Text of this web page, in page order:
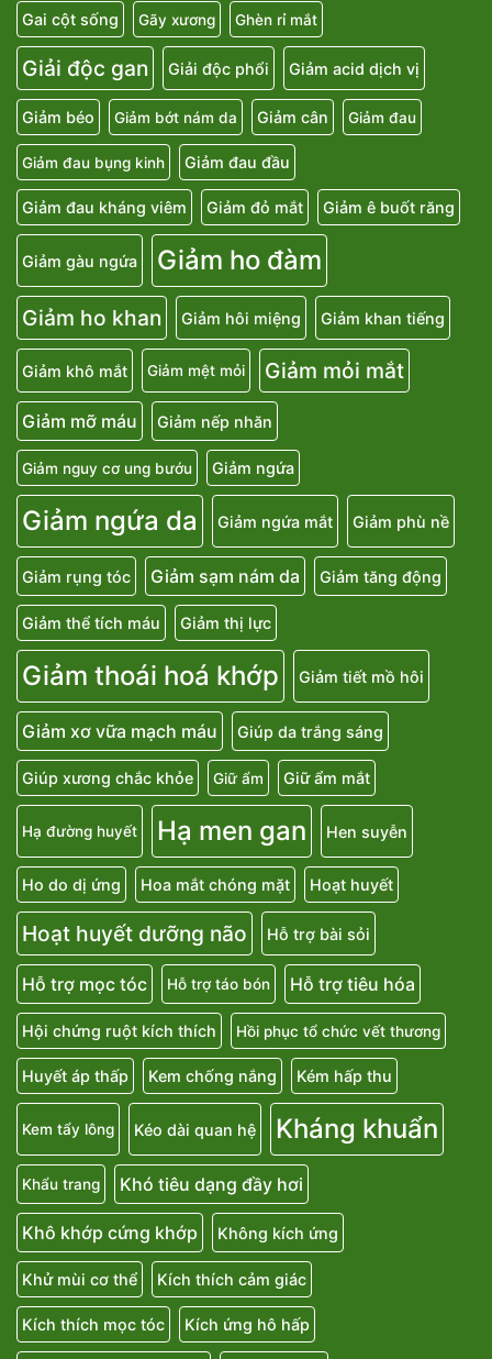
Gai cột sống Gãy xương Ghèn rỉ mắt
Giải độc gan Giải độc phổi Giảm acid dịch vị
Giảm béo Giảm bớt nám da Giảm cân Giảm đau
Giảm đau bụng kinh Giảm đau đầu
Giảm đau kháng viêm Giảm đỏ mắt Giảm ê buốt răng
Giảm gàu ngứa Giảm ho đàm
Giảm ho khan Giảm hôi miệng Giảm khan tiếng
Giảm khô mắt Giảm mệt mỏi Giảm mỏi mắt
Giảm mỡ máu Giảm nếp nhăn
Giảm nguy cơ ung bướu Giảm ngứa
Giảm ngứa da Giảm ngứa mắt Giảm phù nề
Giảm rụng tóc Giảm sạm nám da Giảm tăng động
Giảm thể tích máu Giảm thị lực
Giảm thoái hoá khớp Giảm tiết mồ hôi
Giảm xơ vữa mạch máu Giúp da trắng sáng
Giúp xương chắc khỏe Giữ ẩm Giữ ẩm mắt
Hạ đường huyết Hạ men gan Hen suyễn
Ho do dị ứng Hoa mắt chóng mặt Hoạt huyết
Hoạt huyết dưỡng não Hỗ trợ bài sỏi
Hỗ trợ mọc tóc Hỗ trợ táo bón Hỗ trợ tiêu hóa
Hội chứng ruột kích thích Hồi phục tổ chức vết thương
Huyết áp thấp Kem chống nắng Kém hấp thu
Kem tẩy lông Kéo dài quan hệ Kháng khuẩn
Khẩu trang Khó tiêu dạng đầy hơi
Khô khớp cứng khớp Không kích ứng
Khử mùi cơ thể Kích thích cảm giác
Kích thích mọc tóc Kích ứng hô hấp